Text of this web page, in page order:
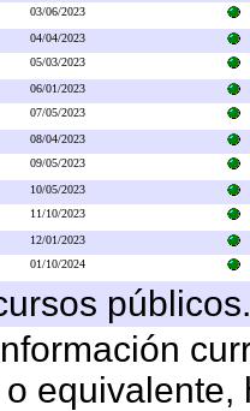
03/06/2023
04/04/2023
05/03/2023
06/01/2023
07/05/2023
08/04/2023
09/05/2023
10/05/2023
11/10/2023
12/01/2023
01/10/2024
públicos.